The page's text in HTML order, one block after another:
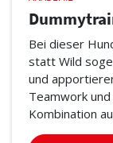
Bei dieser
statt Wild
und
Teamwork
Kombination